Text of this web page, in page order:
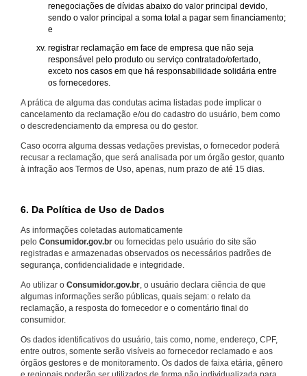
renegociações de dívidas abaixo do valor principal devido,
sendo o valor principal a soma total a pagar sem financiamento;
e
registrar reclamação em face de empresa que não seja
responsável pelo produto ou serviço contratado/ofertado,
exceto nos casos em que há responsabilidade solidária entre
os fornecedores.
A prática de alguma das condutas acima listadas pode implicar o
cancelamento da reclamação e/ou do cadastro do usuário, bem como
o descredenciamento da empresa ou do gestor.
Caso ocorra alguma dessas vedações previstas, o fornecedor poderá
recusar a reclamação, que será analisada por um órgão gestor, quanto
à infração aos Termos de Uso, apenas, num prazo de até 15 dias.
6. Da Política de Uso de Dados
As informações coletadas automaticamente
pelo Consumidor.gov.br ou fornecidas pelo usuário do site são
registradas e armazenadas observados os necessários padrões de
segurança, confidencialidade e integridade.
Ao utilizar o Consumidor.gov.br , o usuário declara ciência de que
algumas informações serão públicas, quais sejam: o relato da
reclamação, a resposta do fornecedor e o comentário final do
consumidor.
Os dados identificativos do usuário, tais como, nome, endereço, CPF,
entre outros, somente serão visíveis ao fornecedor reclamado e aos
órgãos gestores e de monitoramento. Os dados de faixa etária, gênero